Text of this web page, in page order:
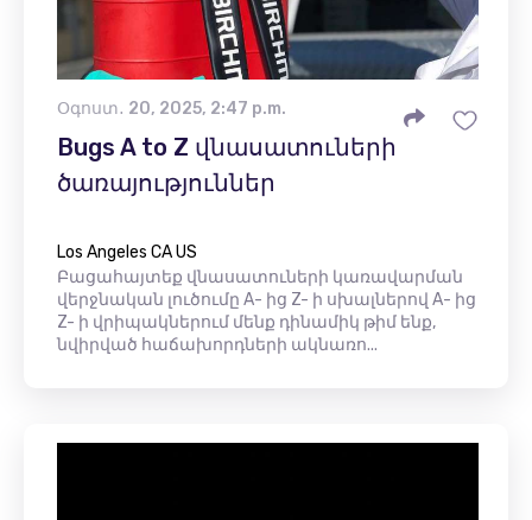
Օգոստ․ 20, 2025, 2:47 p.m.
Bugs A to Z վնասատուների
ծառայություններ
Los Angeles CA US
Բացահայտեք վնասատուների կառավարման
վերջնական լուծումը A- ից Z- ի սխալներով A- ից
Z- ի վրիպակներում մենք դինամիկ թիմ ենք,
նվիրված հաճախորդների ակնառո...